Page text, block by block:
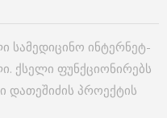
სამედიცინო ინტერნეტ-
ქსელი ფუნქციონირებს
პროექტის